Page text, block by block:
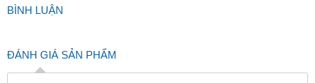
BÌNH LUẬN
ĐÁNH GIÁ SẢN PHẨM